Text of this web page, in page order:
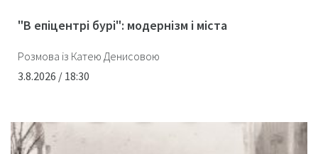
"В епіцентрі бурі": модернізм і міста
Розмова із Катею Денисовою
3.8.2026 / 18:30